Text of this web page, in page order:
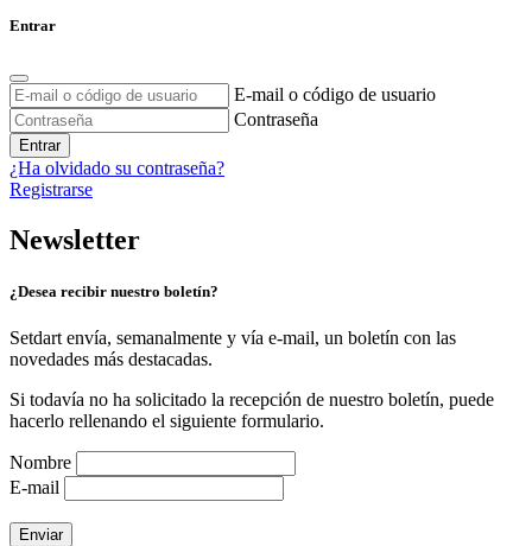
Entrar
E-mail o código de usuario
Contraseña
Entrar
¿Ha olvidado su contraseña?
Registrarse
Newsletter
¿Desea recibir nuestro boletín?
Setdart envía, semanalmente y vía e-mail, un boletín con las
novedades más destacadas.
Si todavía no ha solicitado la recepción de nuestro boletín, puede
hacerlo rellenando el siguiente formulario.
Nombre
E-mail